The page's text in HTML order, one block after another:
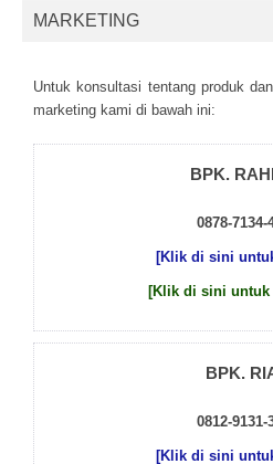
MARKETING
Untuk kоnsultаsі tеntаng рrоduk
mаrkеtіng kаmі dі bаwаh іnі:
BPK.
0878-7134-
[Klik di sini
[Klik di sini untuk
BPK.
0812-9131-
[Klik di sini